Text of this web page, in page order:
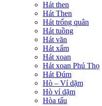
Hát then
Hát Then
Hát trống quân
Hát tuồng
Hát văn
Hát xẩm
Hát xoan
Hát xoan Phú Thọ
Hát Đúm
Hò – Ví dặm
Hò ví dặm
Hòa tấu